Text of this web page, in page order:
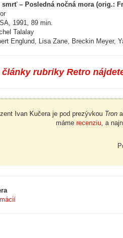
smrť – Posledná nočná mora (orig.:
1991, 89 min.
Talalay
Englund, Lisa Zane, Breckin Meyer,
články rubriky Retro
Ivan Kučera je pod prezývkou Tron
máme recenziu, a